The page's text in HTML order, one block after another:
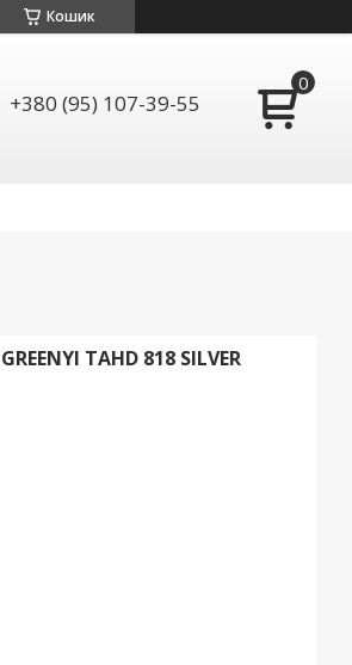
Кошик
+380 (95) 107-39-55
TAHD 818 SILVER